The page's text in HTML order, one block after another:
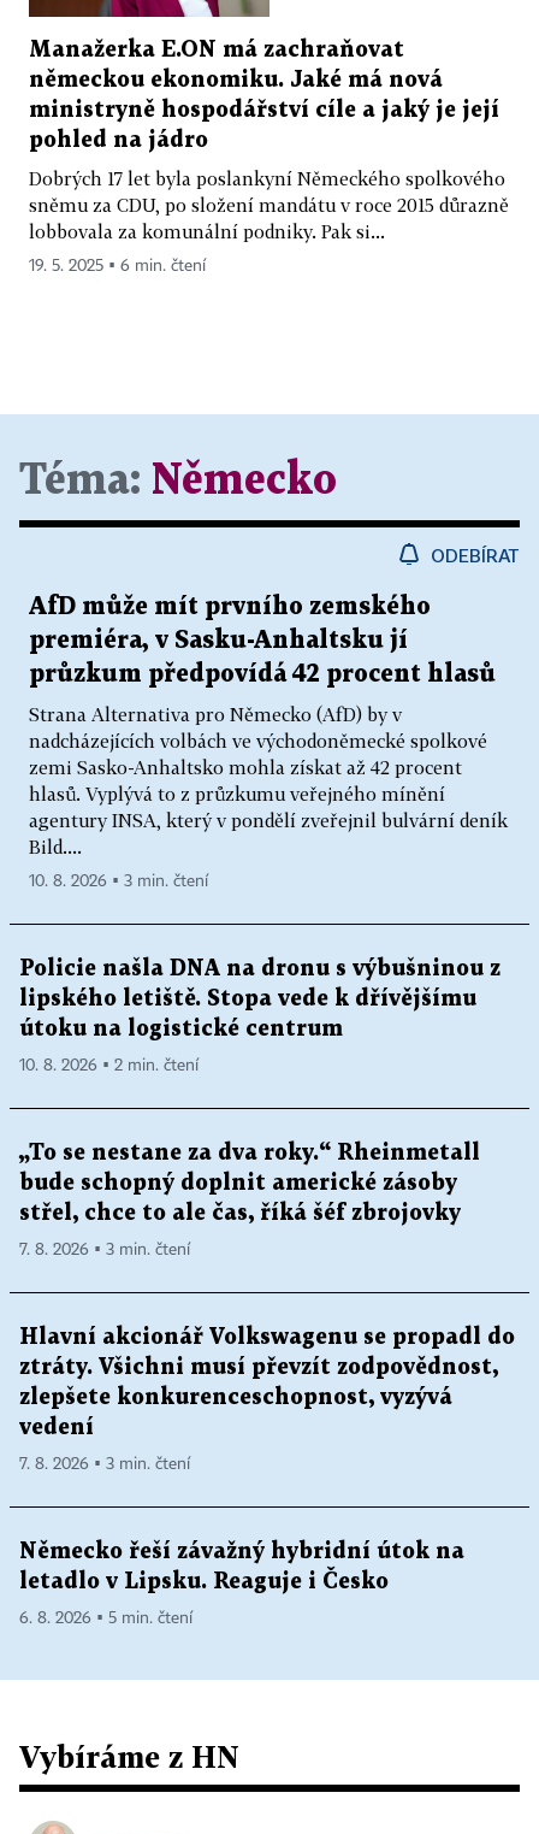
Manažerka E.ON má zachraňovat
německou ekonomiku. Jaké má nová
ministryně hospodářství cíle a jaký je její
pohled na jádro
Dobrých 17 let byla poslankyní Německého spolkového
sněmu za CDU, po složení mandátu v roce 2015 důrazně
lobbovala za komunální podniky. Pak si...
19. 5. 2025 ▪ 6 min. čtení
Téma: Německo
ODEBÍRAT
AfD může mít prvního zemského
premiéra, v Sasku-Anhaltsku jí
průzkum předpovídá 42 procent hlasů
Strana Alternativa pro Německo (AfD) by v
nadcházejících volbách ve východoněmecké spolkové
zemi Sasko-Anhaltsko mohla získat až 42 procent
hlasů. Vyplývá to z průzkumu veřejného mínění
agentury INSA, který v pondělí zveřejnil bulvární deník
Bild....
10. 8. 2026 ▪ 3 min. čtení
Policie našla DNA na dronu s výbušninou z
lipského letiště. Stopa vede k dřívějšímu
útoku na logistické centrum
10. 8. 2026 ▪ 2 min. čtení
„To se nestane za dva roky.“ Rheinmetall
bude schopný doplnit americké zásoby
střel, chce to ale čas, říká šéf zbrojovky
7. 8. 2026 ▪ 3 min. čtení
Hlavní akcionář Volkswagenu se propadl do
ztráty. Všichni musí převzít zodpovědnost,
zlepšete konkurenceschopnost, vyzývá
vedení
7. 8. 2026 ▪ 3 min. čtení
Německo řeší závažný hybridní útok na
letadlo v Lipsku. Reaguje i Česko
6. 8. 2026 ▪ 5 min. čtení
Vybíráme z HN